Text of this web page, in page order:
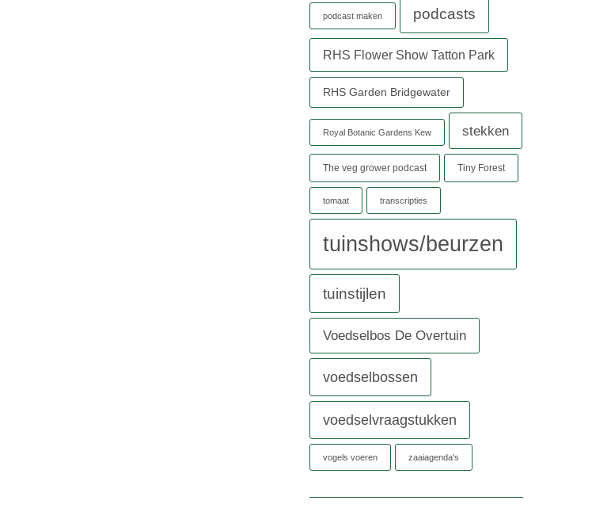
podcast maken podcasts
RHS Flower Show Tatton Park
RHS Garden Bridgewater
Royal Botanic Gardens Kew stekken
The veg grower podcast Tiny Forest
tomaat transcripties
tuinshows/beurzen
tuinstijlen
Voedselbos De Overtuin
voedselbossen
voedselvraagstukken
vogels voeren zaaiagenda's